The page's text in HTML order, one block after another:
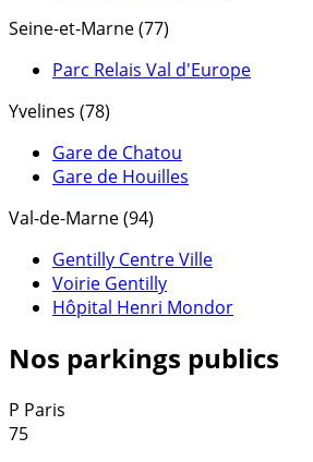
Seine-et-Marne (77)
Parc Relais Val d'Europe
Yvelines (78)
Gare de Chatou
Gare de Houilles
Val-de-Marne (94)
Gentilly Centre Ville
Voirie Gentilly
Hôpital Henri Mondor
Nos parkings publics
P Paris
75